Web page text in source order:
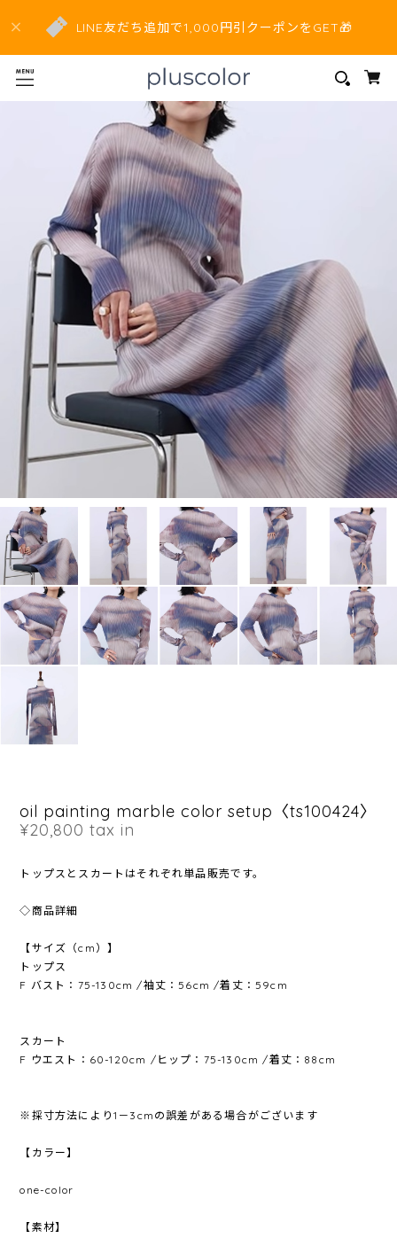
LINE友だち追加で1,000円引クーポンをGET🎁
oil painting marble color setup〈ts100424〉
¥20,800 tax in
トップスとスカートはそれぞれ単品販売です。
◇商品詳細
【サイズ（cm）】
トップス
F バスト：75-130cm /袖丈：56cm /着丈：59cm
スカート
F ウエスト：60-120cm /ヒップ：75-130cm /着丈：88cm
※採寸方法により1－3cmの誤差がある場合がございます
【カラー】
one-color
【素材】